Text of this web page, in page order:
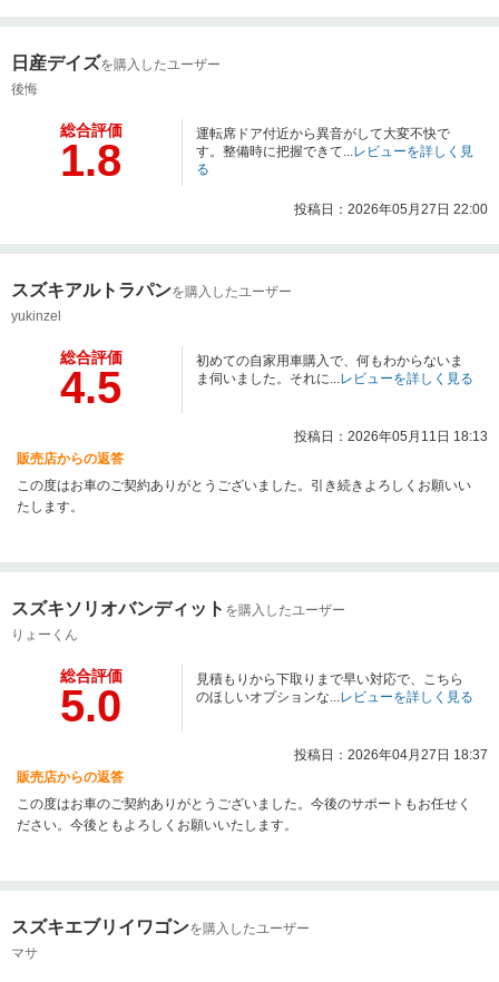
日産デイズを購入したユーザー
後悔
総合評価
1.8
運転席ドア付近から異音がして大変不快で
す。整備時に把握できて...レビューを詳しく見
る
投稿日：2026年05月27日 22:00
スズキアルトラパンを購入したユーザー
yukinzel
総合評価
4.5
初めての自家用車購入で、何もわからないま
ま伺いました。それに...レビューを詳しく見る
投稿日：2026年05月11日 18:13
販売店からの返答
この度はお車のご契約ありがとうございました。引き続きよろしくお願いい
たします。
スズキソリオバンディット を購入したユーザー
りょーくん
総合評価
5.0
見積もりから下取りまで早い対応で、こちら
のほしいオプションな...レビューを詳しく見る
投稿日：2026年04月27日 18:37
販売店からの返答
この度はお車のご契約ありがとうございました。今後のサポートもお任せく
ださい。今後ともよろしくお願いいたします。
スズキエブリイワゴンを購入したユーザー
マサ